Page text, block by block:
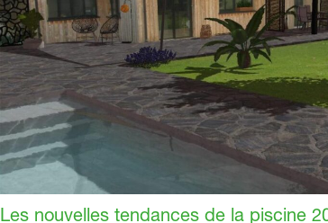
Les nouvelles tendances de la piscine